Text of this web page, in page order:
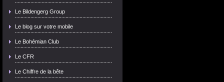
Le Bildengerg Group
Le blog sur votre mobile
Le Bohémian Club
Le CFR
Le Chiffre de la bête